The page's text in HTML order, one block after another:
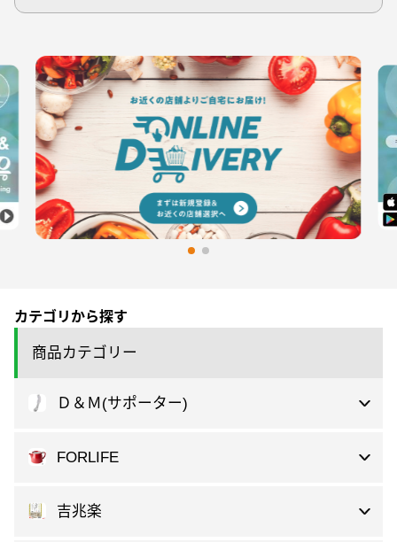
カテゴリから探す
商品カテゴリー
Ｄ＆Ｍ(サポーター)
FORLIFE
吉兆楽